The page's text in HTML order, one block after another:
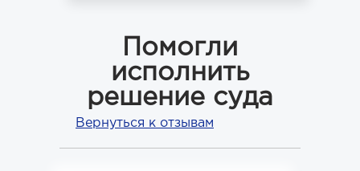
Помогли
исполнить
решение суда
Вернуться к отзывам